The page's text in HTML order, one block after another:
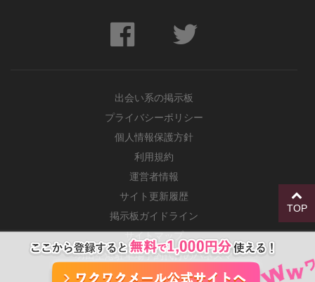
出会い系の掲示板
プライバシーポリシー
個人情報保護方針
利用規約
運営者情報
サイト更新履歴
掲示板ガイドライン
サイトマップ
羽田空港駐車場予約代行のハネスマ
TOP